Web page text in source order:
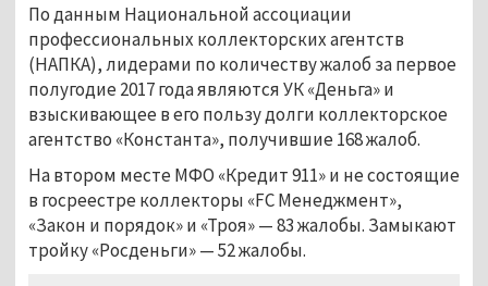
По данным Национальной ассоциации
профессиональных коллекторских агентств
(НАПКА), лидерами по количеству жалоб за первое
полугодие 2017 года являются УК «Деньга» и
взыскивающее в его пользу долги коллекторское
агентство «Константа», получившие 168 жалоб.
На втором месте МФО «Кредит 911» и не состоящие
в госреестре коллекторы «FC Менеджмент»,
«Закон и порядок» и «Троя» — 83 жалобы. Замыкают
тройку «Росденьги» — 52 жалобы.